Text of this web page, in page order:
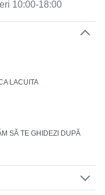
10:00-18:00
LACUITA
SĂ TE GHIDEZI DUPĂ